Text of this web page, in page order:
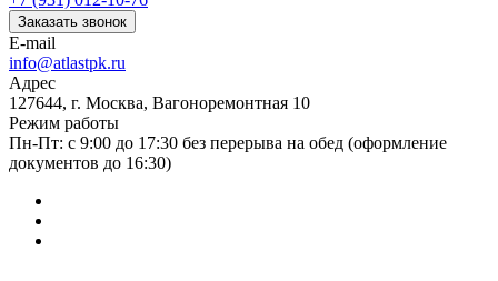
Заказать звонок
E-mail
info@atlastpk.ru
Адрес
127644, г. Москва, Вагоноремонтная 10
Режим работы
Пн-Пт: с 9:00 до 17:30 без перерыва на обед (оформление
документов до 16:30)